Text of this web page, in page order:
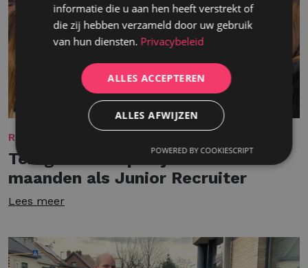
REKRUTERING
Terugblikken op mijn eerste 9
maanden als Junior Recruiter
Lees meer
informatie die u aan hen heeft verstrekt of
die zij hebben verzameld door uw gebruik
van hun diensten. Privacybeleid
ALLES ACCEPTEREN
ALLES AFWIJZEN
POWERED BY COOKIESCRIPT